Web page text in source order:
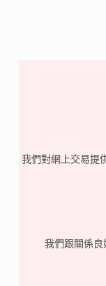
我們對網上交易提
我們跟關係良